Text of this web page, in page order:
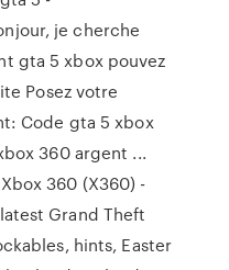
je cherche
gta 5 xbox pouvez
Posez votre
Code gta 5 xbox
360 argent ...
360 (X360) -
Grand Theft
hints, Easter